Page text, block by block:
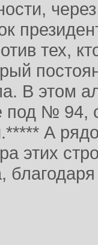
тех,
В этом
под №
А
этих